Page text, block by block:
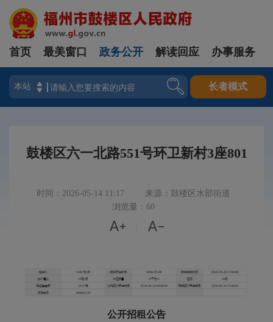
登录
首页 最美窗口 政务公开 解读回应 办事服务
长者模式
鼓楼区六一北路551号环卫新村3座801
时间：2026-05-14 11:17
来源：鼓楼区水部街道
浏览量：60
 
公开招租公告